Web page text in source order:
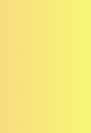
quả
sung
gốc và